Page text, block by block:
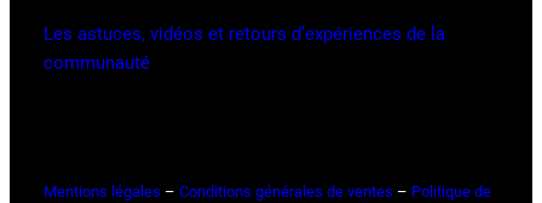
Les astuces, vidéos et retours d’expériences de la
communauté
Mentions légales – Conditions générales de ventes – Politique de